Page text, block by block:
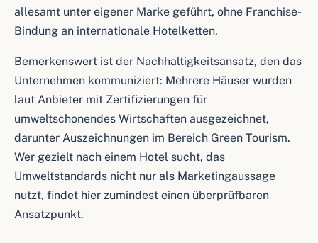
allesamt unter eigener Marke geführt, ohne Franchise-
Bindung an internationale Hotelketten.
Bemerkenswert ist der Nachhaltigkeitsansatz, den das
Unternehmen kommuniziert: Mehrere Häuser wurden
laut Anbieter mit Zertifizierungen für
umweltschonendes Wirtschaften ausgezeichnet,
darunter Auszeichnungen im Bereich Green Tourism.
Wer gezielt nach einem Hotel sucht, das
Umweltstandards nicht nur als Marketingaussage
nutzt, findet hier zumindest einen überprüfbaren
Ansatzpunkt.